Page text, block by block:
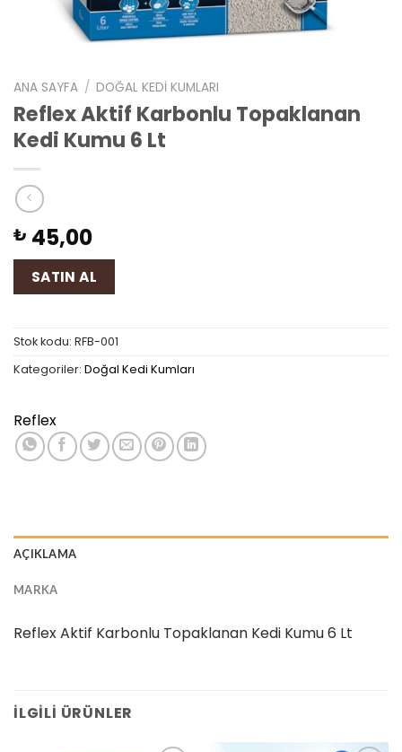
ANA SAYFA / DOĞAL KEDI KUMLARI
Reflex Aktif Karbonlu Topaklanan
Kedi Kumu 6 Lt
₺ 45,00
SATIN AL
Stok kodu: RFB-001
Kategoriler: Doğal Kedi Kumları
Reflex
AÇIKLAMA
MARKA
Reflex Aktif Karbonlu Topaklanan Kedi Kumu 6 Lt
İLGILI ÜRÜNLER